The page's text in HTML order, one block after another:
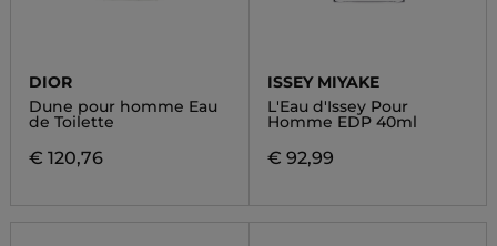
DIOR
Dune pour homme Eau
de Toilette
€ 120,76
ISSEY MIYAKE
L'Eau d'Issey Pour
Homme EDP 40ml
€ 92,99